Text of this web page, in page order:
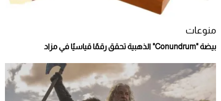
منوعات
بيضة "Conundrum" الذهبية تحقق رقمًا قياسيًا في مزاد